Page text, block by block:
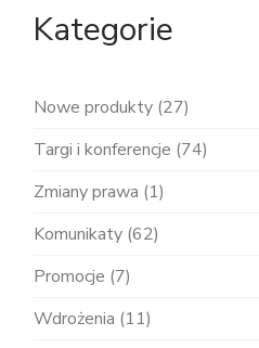
Kategorie
Nowe produkty (27)
Targi i konferencje (74)
Zmiany prawa (1)
Komunikaty (62)
Promocje (7)
Wdrożenia (11)